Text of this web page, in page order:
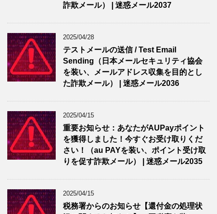
詐欺メール） | 迷惑メール2037
2025/04/28
テストメールの送信 / Test Email
Sending（日本メールセキュリティ協会
を装い、メールアドレス収集を目的とし
た詐欺メール） | 迷惑メール2036
2025/04/15
重要お知らせ：あなたがAUPayポイント
を獲得しました！今すぐお受け取りくだ
さい！（au PAYを装い、ポイント受け取
りを促す詐欺メール） | 迷惑メール2035
2025/04/15
税務署からのお知らせ【還付金の処理状